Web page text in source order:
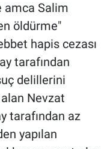
amca Salim
öldürme"
hapis cezası
tarafından
delillerini
Nevzat
tarafından az
yapılan